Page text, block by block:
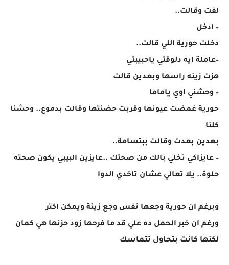
لفت وقالت..
– ادخل
دخلت حورية اللي قالت..
–عاملة ايه دلوقتي ياحبيبتي
هزت زينه راسها وبعدين قالت
– وحشني اوي ياماما
حورية غمضت عيونها وقربت حضنتها وقالت بدموع.. وحشنا
كلنا
بعدين بعدت وقالت ببتسامة..
– عايزاكي تخلي بالك من صحتك ..عايزين البيبي يكون صحته
حلوة.. يلا تعالي عشان تاخدي الدوا
وبرغم ان حورية وجعها نفس وجع زينة ويمكن اكتر
ورغم ان خبر الحمل ده علي قد ما فرحها زود حزنها هي كمان
لكنها كانت بتحاول تتماسك